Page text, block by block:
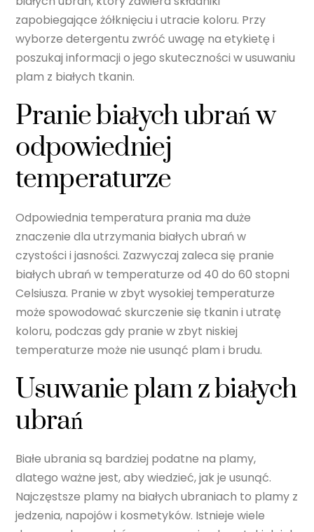
zapobiegające żółknięciu i utracie koloru. Przy
wyborze detergentu zwróć uwagę na etykietę i
poszukaj informacji o jego skuteczności w usuwaniu
plam z białych tkanin.
Pranie białych ubrań w
odpowiedniej
temperaturze
Odpowiednia temperatura prania ma duże
znaczenie dla utrzymania białych ubrań w
czystości i jasności. Zazwyczaj zaleca się pranie
białych ubrań w temperaturze od 40 do 60 stopni
Celsiusza. Pranie w zbyt wysokiej temperaturze
może spowodować skurczenie się tkanin i utratę
koloru, podczas gdy pranie w zbyt niskiej
temperaturze może nie usunąć plam i brudu.
Usuwanie plam z białych
ubrań
Białe ubrania są bardziej podatne na plamy,
dlatego ważne jest, aby wiedzieć, jak je usunąć.
Najczęstsze plamy na białych ubraniach to plamy z
jedzenia, napojów i kosmetyków. Istnieje wiele